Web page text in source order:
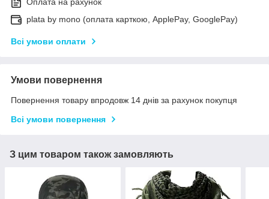
plata by mono (оплата карткою, ApplePay, GooglePay)
Всі умови оплати
Умови повернення
Повернення товару впродовж 14 днів за рахунок покупця
Всі умови повернення
З цим товаром також замовляють